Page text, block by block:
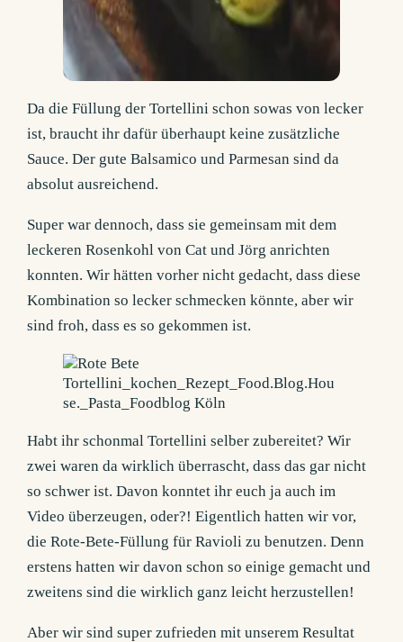
Da die Füllung der Tortellini schon sowas von lecker
ist, braucht ihr dafür überhaupt keine zusätzliche
Sauce. Der gute Balsamico und Parmesan sind da
absolut ausreichend.
Super war dennoch, dass sie gemeinsam mit dem
leckeren Rosenkohl von Cat und Jörg anrichten
konnten. Wir hätten vorher nicht gedacht, dass diese
Kombination so lecker schmecken könnte, aber wir
sind froh, dass es so gekommen ist.
Habt ihr schonmal Tortellini selber zubereitet? Wir
zwei waren da wirklich überrascht, dass das gar nicht
so schwer ist. Davon konntet ihr euch ja auch im
Video überzeugen, oder?! Eigentlich hatten wir vor,
die Rote-Bete-Füllung für Ravioli zu benutzen. Denn
erstens hatten wir davon schon so einige gemacht und
zweitens sind die wirklich ganz leicht herzustellen!
Aber wir sind super zufrieden mit unserem Resultat